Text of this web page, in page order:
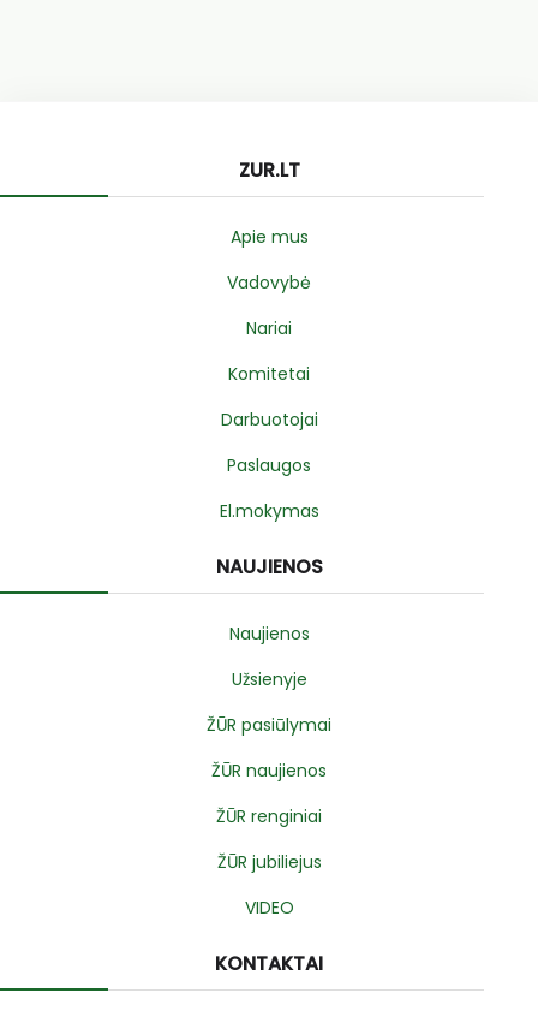
ZUR.LT
Apie mus
Vadovybė
Nariai
Komitetai
Darbuotojai
Paslaugos
El.mokymas
NAUJIENOS
Naujienos
Užsienyje
ŽŪR pasiūlymai
ŽŪR naujienos
ŽŪR renginiai
ŽŪR jubiliejus
VIDEO
KONTAKTAI